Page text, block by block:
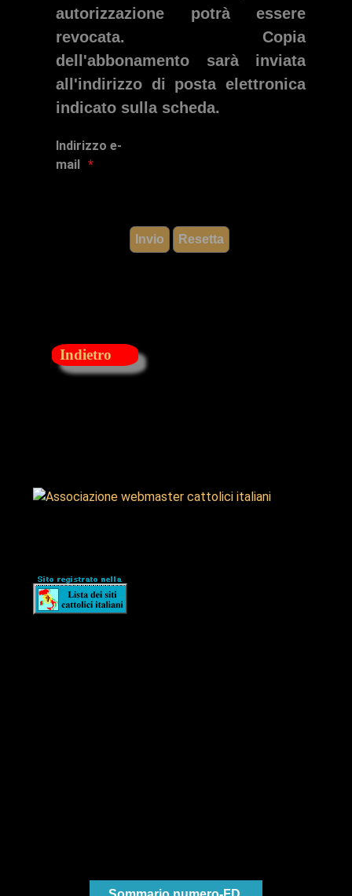
autorizzazione potrà essere
revocata. Copia
dell'abbonamento sarà inviata
all'indirizzo di posta elettronica
indicato sulla scheda.
Indirizzo e-
mail
Indietro